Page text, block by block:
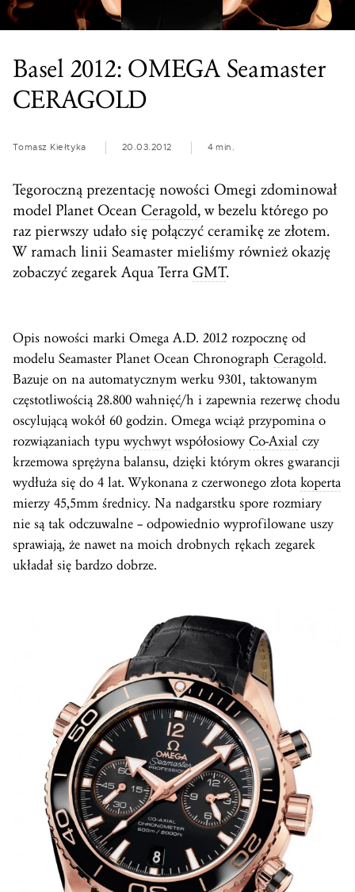
Basel 2012: OMEGA Seamaster
CERAGOLD
Tomasz Kiełtyka 20.03.2012 4 min.
Tegoroczną prezentację nowości Omegi zdominował
model Planet Ocean Ceragold, w bezelu którego po
raz pierwszy udało się połączyć ceramikę ze złotem.
W ramach linii Seamaster mieliśmy również okazję
zobaczyć zegarek Aqua Terra GMT.
Opis nowości marki Omega A.D. 2012 rozpocznę od
modelu Seamaster Planet Ocean Chronograph Ceragold.
Bazuje on na automatycznym werku 9301, taktowanym
częstotliwością 28.800 wahnięć/h i zapewnia rezerwę chodu
oscylującą wokół 60 godzin. Omega wciąż przypomina o
rozwiązaniach typu wychwytwspółosiowy Co-Axial czy
krzemowa sprężyna balansu, dzięki którym okres gwarancji
wydłuża się do 4 lat. Wykonana z czerwonego złota koperta
mierzy 45,5mm średnicy. Na nadgarstku spore rozmiary
nie są tak odczuwalne – odpowiednio wyprofilowane uszy
sprawiają, że nawet na moich drobnych rękach zegarek
układał się bardzo dobrze.